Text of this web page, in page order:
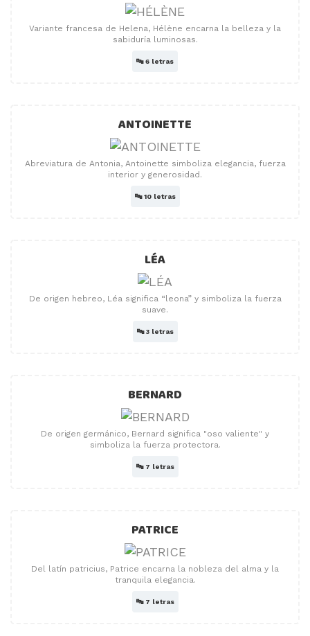
Variante francesa de Helena, Hélène encarna la belleza y la
sabiduría luminosas.
🔤6 letras
ANTOINETTE
Abreviatura de Antonia, Antoinette simboliza elegancia, fuerza
interior y generosidad.
🔤10 letras
LÉA
De origen hebreo, Léa significa “leona” y simboliza la fuerza
suave.
🔤3 letras
BERNARD
De origen germánico, Bernard significa "oso valiente" y
simboliza la fuerza protectora.
🔤 7 letras
PATRICE
Del latín patricius, Patrice encarna la nobleza del alma y la
tranquila elegancia.
🔤 7 letras